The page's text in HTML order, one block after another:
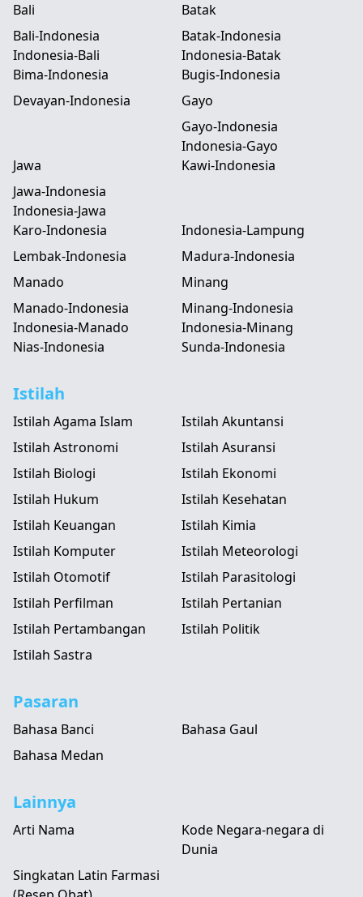
Bali
Bali-Indonesia
Indonesia-Bali
Batak
Batak-Indonesia
Indonesia-Batak
Bima-Indonesia
Bugis-Indonesia
Devayan-Indonesia
Gayo
Gayo-Indonesia
Indonesia-Gayo
Jawa
Jawa-Indonesia
Indonesia-Jawa
Kawi-Indonesia
Karo-Indonesia
Indonesia-Lampung
Lembak-Indonesia
Madura-Indonesia
Manado
Manado-Indonesia
Indonesia-Manado
Minang
Minang-Indonesia
Indonesia-Minang
Nias-Indonesia
Sunda-Indonesia
Istilah
Istilah Agama Islam
Istilah Akuntansi
Istilah Astronomi
Istilah Asuransi
Istilah Biologi
Istilah Ekonomi
Istilah Hukum
Istilah Kesehatan
Istilah Keuangan
Istilah Kimia
Istilah Komputer
Istilah Meteorologi
Istilah Otomotif
Istilah Parasitologi
Istilah Perfilman
Istilah Pertanian
Istilah Pertambangan
Istilah Politik
Istilah Sastra
Pasaran
Bahasa Banci
Bahasa Gaul
Bahasa Medan
Lainnya
Arti Nama
Kode Negara-negara di
Dunia
Singkatan Latin Farmasi